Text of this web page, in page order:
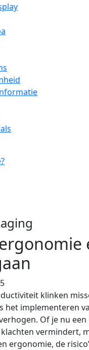
klinken
het implementeren
Of je nu
vermindert,
ergonomie, de